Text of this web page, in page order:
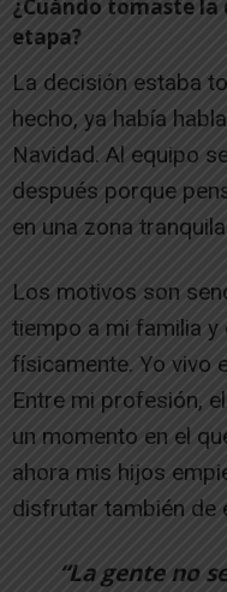
¿Cuándo tomaste la
etapa?
La decisión estaba
hecho, ya había
Navidad. Al equipo
después porque
en una zona
Los motivos son
tiempo a mi familia
físicamente. Yo vivo
Entre mi profesión,
un momento en el
ahora mis hijos
disfrutar también de
“La gente no